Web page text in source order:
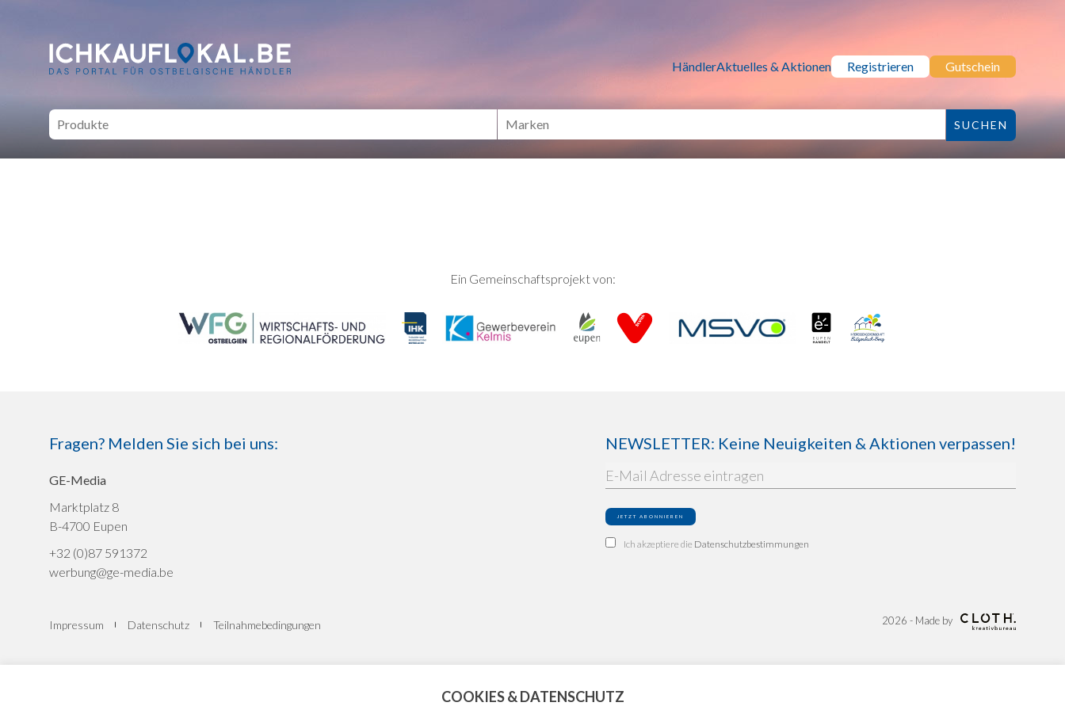
ich kauf lokal - Bei lokalen Händlern online Shoppen HändlerAktuelles & Aktionen Registrieren Gutschein
Ein Gemeinschaftsprojekt von:
Fragen? Melden Sie sich bei uns:
GE-Media
Marktplatz 8
B-4700 Eupen
+32 (0)87 591372
werbung@ge-media.be
NEWSLETTER: Keine Neuigkeiten & Aktionen verpassen!
Ich akzeptiere die Datenschutzbestimmungen
Impressum Datenschutz Teilnahmebedingungen 2026 - Made by
COOKIES & DATENSCHUTZ